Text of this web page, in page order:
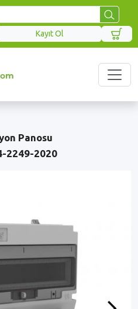
Kayıt Ol
Panosu
2249-2020
Next